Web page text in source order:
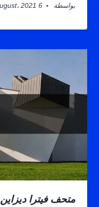
بواسطة 6 August، 2021
متحف فيترا ديزاين